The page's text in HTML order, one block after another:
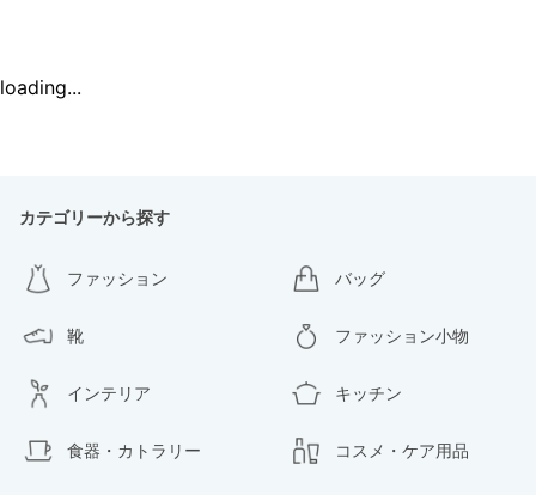
loading...
カテゴリーから探す
ファッション バッグ
靴 ファッション小物
インテリア キッチン
食器・カトラリー コスメ・ケア用品